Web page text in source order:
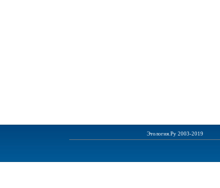
Этология.Ру 2003-2019